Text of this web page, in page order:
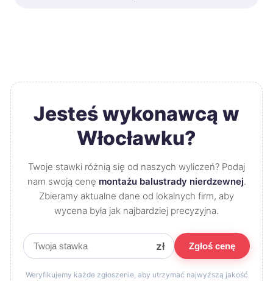
Jesteś wykonawcą w
Włocławku?
Twoje stawki różnią się od naszych wyliczeń? Podaj
nam swoją cenę montażu balustrady nierdzewnej.
Zbieramy aktualne dane od lokalnych firm, aby
wycena była jak najbardziej precyzyjna.
zł Zgłoś cenę
Weryfikujemy każde zgłoszenie, aby utrzymać najwyższą jakość